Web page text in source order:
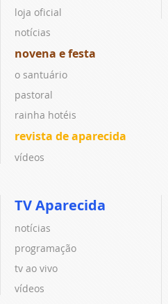
loja oficial
notícias
novena e festa
o santuário
pastoral
rainha hotéis
revista de aparecida
vídeos
TV Aparecida
notícias
programação
tv ao vivo
vídeos